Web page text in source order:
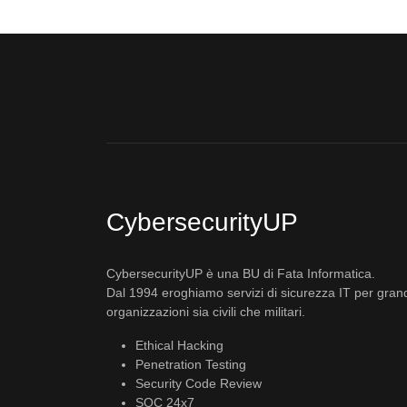
CybersecurityUP
CybersecurityUP è una BU di Fata Informatica.
Dal 1994 eroghiamo servizi di sicurezza IT per
organizzazioni sia civili che militari.
Ethical Hacking
Penetration Testing
Security Code Review
SOC 24x7